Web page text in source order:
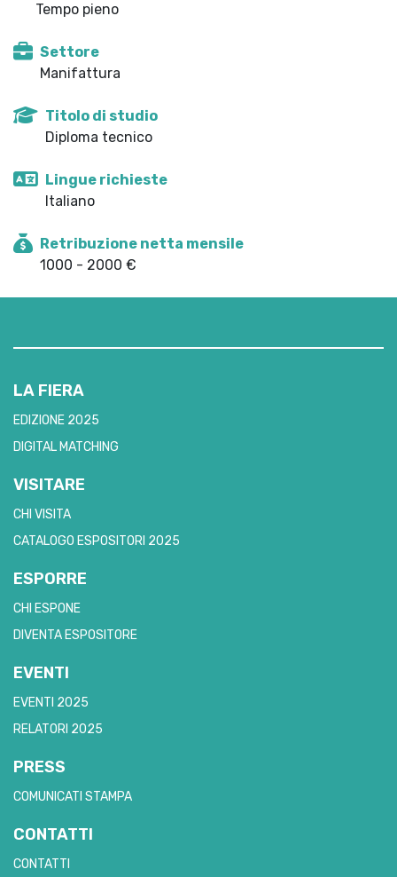
Tempo pieno
Settore
Manifattura
Titolo di studio
Diploma tecnico
Lingue richieste
Italiano
Retribuzione netta mensile
1000 - 2000 €
LA FIERA
EDIZIONE 2025
DIGITAL MATCHING
VISITARE
CHI VISITA
CATALOGO ESPOSITORI 2025
ESPORRE
CHI ESPONE
DIVENTA ESPOSITORE
EVENTI
EVENTI 2025
RELATORI 2025
PRESS
COMUNICATI STAMPA
CONTATTI
CONTATTI